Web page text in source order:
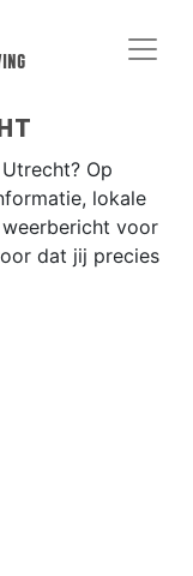
Op
lokale
voor
dat jij precies